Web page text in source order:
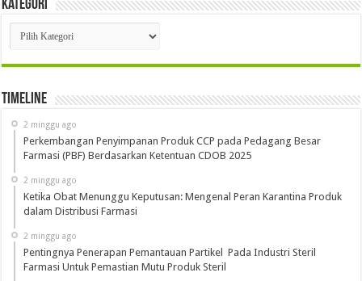
Kategori
Kategori
Timeline
2 minggu ago
Perkembangan Penyimpanan Produk CCP pada Pedagang Besar
Farmasi (PBF) Berdasarkan Ketentuan CDOB 2025
2 minggu ago
Ketika Obat Menunggu Keputusan: Mengenal Peran Karantina Produk
dalam Distribusi Farmasi
2 minggu ago
Pentingnya Penerapan Pemantauan Partikel Pada Industri Steril
Farmasi Untuk Pemastian Mutu Produk Steril